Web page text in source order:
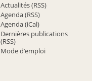
Actualités (RSS)
Agenda (RSS)
Agenda (iCal)
Dernières publications
(RSS)
Mode d’emploi